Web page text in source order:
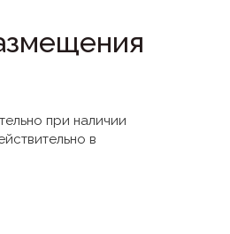
при наличии
в